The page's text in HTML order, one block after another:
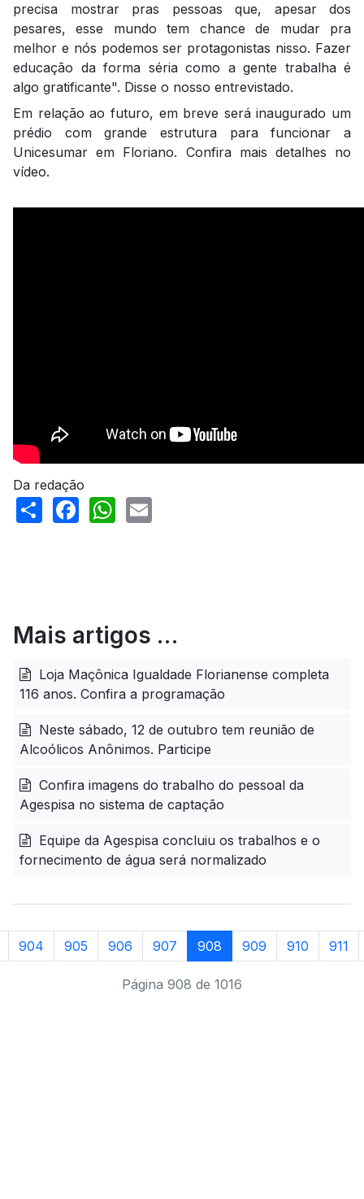
precisa mostrar pras pessoas que, apesar dos
pesares, esse mundo tem chance de mudar pra
melhor e nós podemos ser protagonistas nisso. Fazer
educação da forma séria como a gente trabalha é
algo gratificante". Disse o nosso entrevistado.
Em relação ao futuro, em breve será inaugurado um
prédio com grande estrutura para funcionar a
Unicesumar em Floriano. Confira mais detalhes no
vídeo.
Da redação
ShareFacebook
WhatsApp
Mais artigos …
Loja Maçônica Igualdade Florianense completa
116 anos. Confira a programação
Neste sábado, 12 de outubro tem reunião de
Alcoólicos Anônimos. Participe
Confira imagens do trabalho do pessoal da
Agespisa no sistema de captação
Equipe da Agespisa concluiu os trabalhos e o
fornecimento de água será normalizado
904 905 906 907 908 909 910 911
Página 908 de 1016